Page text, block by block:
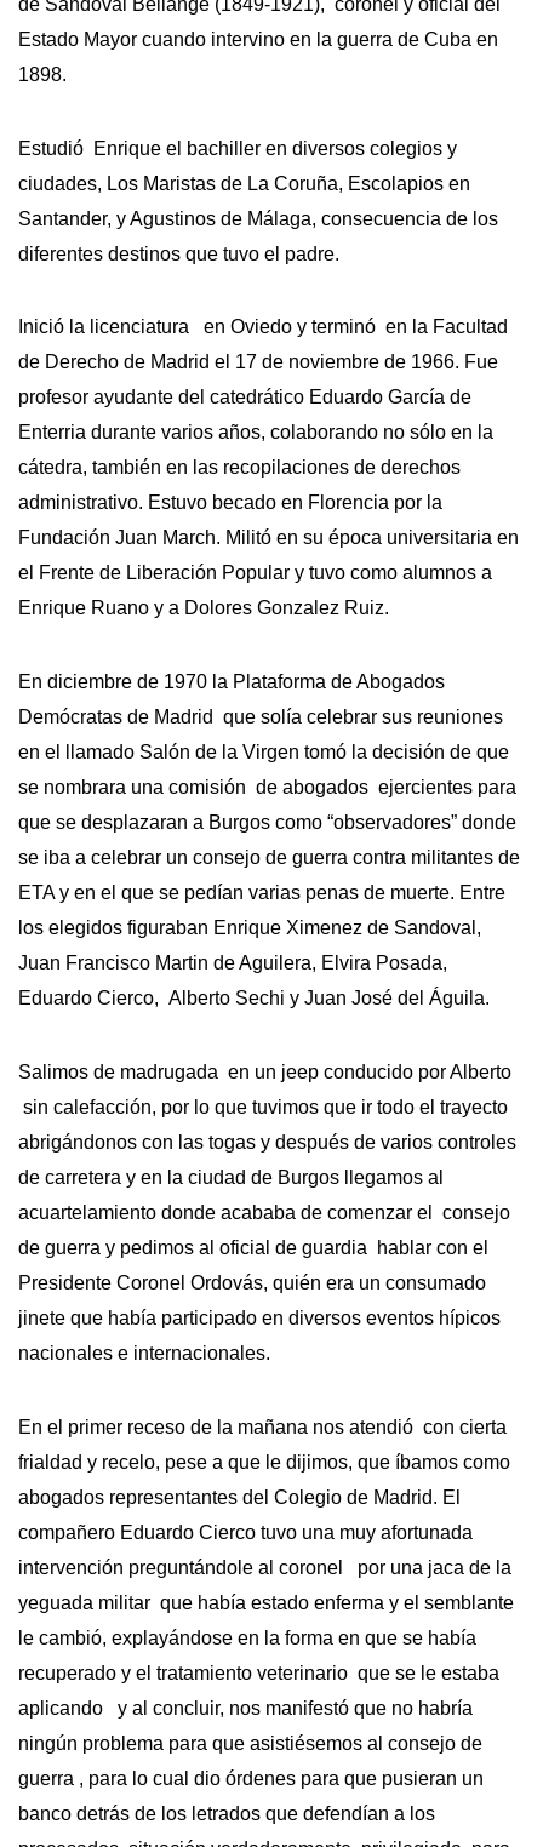
de Sandoval Bellange (1849-1921), coronel y oficial del
Estado Mayor cuando intervino en la guerra de Cuba en
1898.
Estudió Enrique el bachiller en diversos colegios y
ciudades, Los Maristas de La Coruña, Escolapios en
Santander, y Agustinos de Málaga, consecuencia de los
diferentes destinos que tuvo el padre.
Inició la licenciatura en Oviedo y terminó en la Facultad
de Derecho de Madrid el 17 de noviembre de 1966. Fue
profesor ayudante del catedrático Eduardo García de
Enterria durante varios años, colaborando no sólo en la
cátedra, también en las recopilaciones de derechos
administrativo. Estuvo becado en Florencia por la
Fundación Juan March. Militó en su época universitaria en
el Frente de Liberación Popular y tuvo como alumnos a
Enrique Ruano y a Dolores Gonzalez Ruiz.
En diciembre de 1970 la Plataforma de Abogados
Demócratas de Madrid que solía celebrar sus reuniones
en el llamado Salón de la Virgen tomó la decisión de que
se nombrara una comisión de abogados ejercientes para
que se desplazaran a Burgos como “observadores” donde
se iba a celebrar un consejo de guerra contra militantes de
ETA y en el que se pedían varias penas de muerte. Entre
los elegidos figuraban Enrique Ximenez de Sandoval,
Juan Francisco Martin de Aguilera, Elvira Posada,
Eduardo Cierco, Alberto Sechi y Juan José del Águila.
Salimos de madrugada en un jeep conducido por Alberto
sin calefacción, por lo que tuvimos que ir todo el trayecto
abrigándonos con las togas y después de varios controles
de carretera y en la ciudad de Burgos llegamos al
acuartelamiento donde acababa de comenzar el consejo
de guerra y pedimos al oficial de guardia hablar con el
Presidente Coronel Ordovás, quién era un consumado
jinete que había participado en diversos eventos hípicos
nacionales e internacionales.
En el primer receso de la mañana nos atendió con cierta
frialdad y recelo, pese a que le dijimos, que íbamos como
abogados representantes del Colegio de Madrid. El
compañero Eduardo Cierco tuvo una muy afortunada
intervención preguntándole al coronel por una jaca de la
yeguada militar que había estado enferma y el semblante
le cambió, explayándose en la forma en que se había
recuperado y el tratamiento veterinario que se le estaba
aplicando y al concluir, nos manifestó que no habría
ningún problema para que asistiésemos al consejo de
guerra , para lo cual dio órdenes para que pusieran un
banco detrás de los letrados que defendían a los